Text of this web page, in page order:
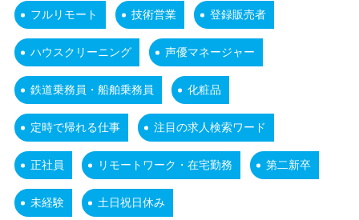
フルリモート 技術営業 登録販売者
ハウスクリーニング 声優マネージャー
鉄道乗務員・船舶乗務員 化粧品
定時で帰れる仕事 注目の求人検索ワード
正社員 リモートワーク・在宅勤務 第二新卒
未経験 土日祝日休み